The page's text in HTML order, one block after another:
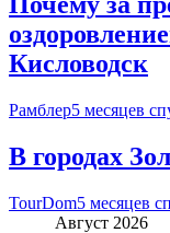
Кисловодск
Рамблер5 месяцев
В городах
TourDom5 месяцев
Август 2026